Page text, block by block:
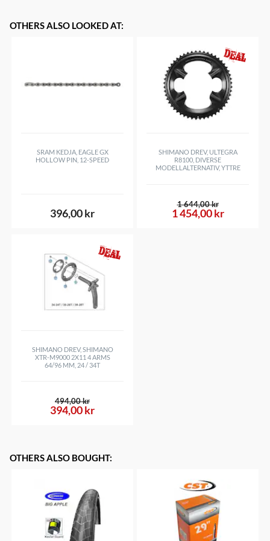
pedalvänlig komfort
Perforerad neopren ger komfort och andningsaktivitet
CE-certifierade enligt EN 1621-1, nivå 1
OTHERS ALSO LOOKED AT:
SRAM KEDJA, EAGLE GX
HOLLOW PIN, 12-SPEED
396,00 kr
SHIMANO DREV, ULTEGRA
R8100, DIVERSE
MODELLALTERNATIV, YTTRE
1 454,00 kr
1 644,00 kr
SHIMANO DREV, SHIMANO
XTR-M9000 2X11 4 ARMS
64/96 MM, 24 / 34T
394,00 kr
494,00 kr
OTHERS ALSO BOUGHT: